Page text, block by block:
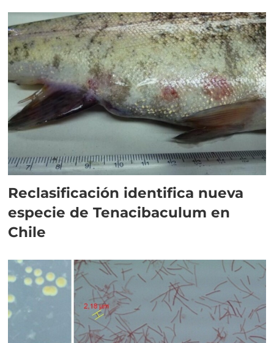
Reclasificación identifica nueva
especie de Tenacibaculum en
Chile